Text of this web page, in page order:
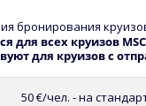
бронирования
для всех круизов
для круизов с
50 €/чел. - на